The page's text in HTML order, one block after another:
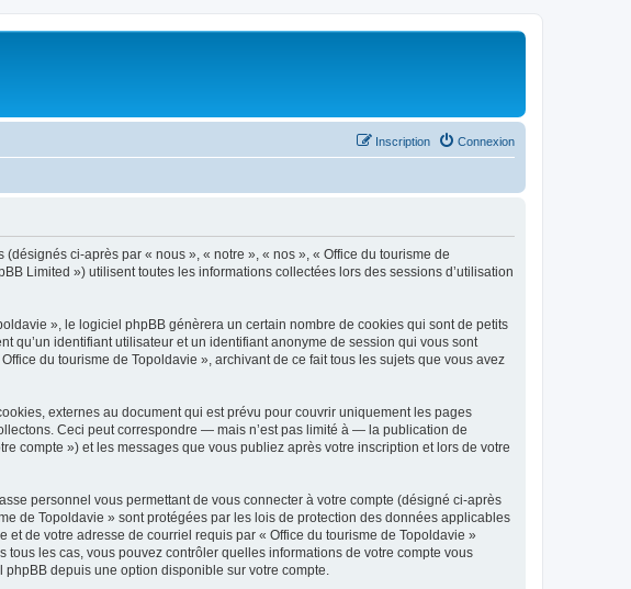
Connexion
Inscription
ci-après par « nous », « notre », « nos », « Office du tourisme de
Limited ») utilisent toutes les informations collectées lors des sessions d’utilisation
», le logiciel phpBB génèrera un certain nombre de cookies qui sont de petits
qu’un identifiant utilisateur et un identifiant anonyme de session qui vous sont
du tourisme de Topoldavie », archivant de ce fait tous les sujets que vous avez
externes au document qui est prévu pour couvrir uniquement les pages
Ceci peut correspondre — mais n’est pas limité à — la publication de
compte ») et les messages que vous publiez après votre inscription et lors de votre
personnel vous permettant de vous connecter à votre compte (désigné ci-après
de Topoldavie » sont protégées par les lois de protection des données applicables
de votre adresse de courriel requis par « Office du tourisme de Topoldavie »
les cas, vous pouvez contrôler quelles informations de votre compte vous
depuis une option disponible sur votre compte.